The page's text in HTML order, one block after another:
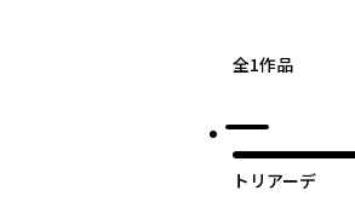
全1作品
トリアーデ